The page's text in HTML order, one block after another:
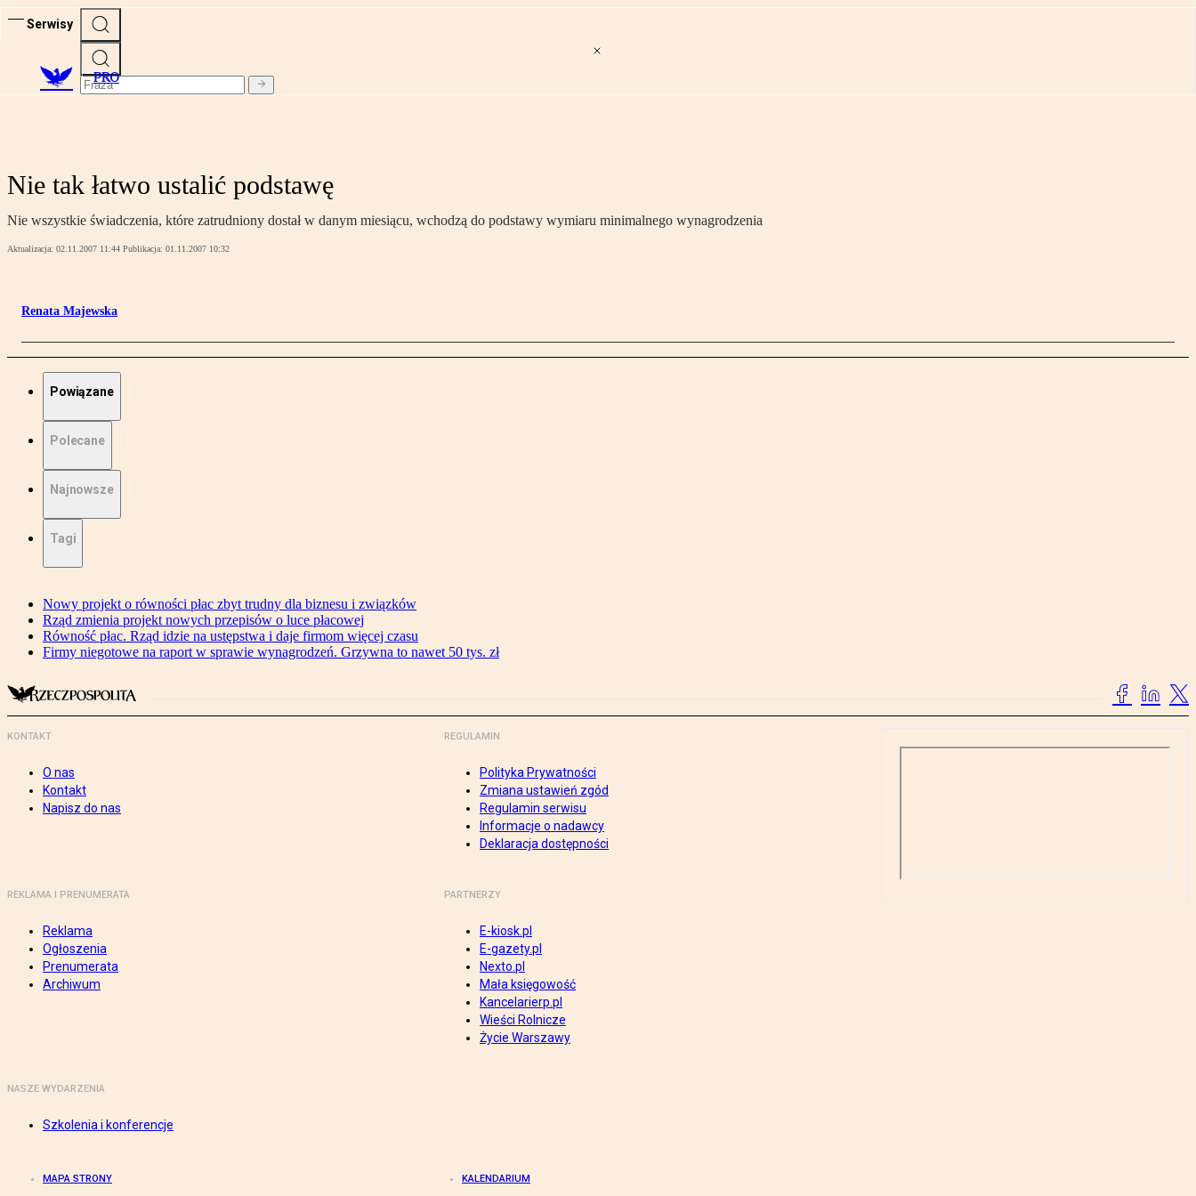
Serwisy
PRO
Nie tak łatwo ustalić podstawę
Nie wszystkie świadczenia, które zatrudniony dostał w danym miesiącu, wchodzą do podstawy wymiaru minimalnego wynagrodzenia
Aktualizacja: 02.11.2007 11:44 Publikacja: 01.11.2007 10:32
Renata Majewska
Powiązane
Polecane
Najnowsze
Tagi
Nowy projekt o równości płac zbyt trudny dla biznesu i związków
Rząd zmienia projekt nowych przepisów o luce płacowej
Równość płac. Rząd idzie na ustępstwa i daje firmom więcej czasu
Firmy niegotowe na raport w sprawie wynagrodzeń. Grzywna to nawet 50 tys. zł
KONTAKT
O nas
Kontakt
Napisz do nas
REGULAMIN
Polityka Prywatności
Zmiana ustawień zgód
Regulamin serwisu
Informacje o nadawcy
Deklaracja dostępności
REKLAMA I PRENUMERATA
Reklama
Ogłoszenia
Prenumerata
Archiwum
PARTNERZY
E-kiosk.pl
E-gazety.pl
Nexto.pl
Mała księgowość
Kancelarierp.pl
Wieści Rolnicze
Życie Warszawy
NASZE WYDARZENIA
Szkolenia i konferencje
MAPA STRONY KALENDARIUM